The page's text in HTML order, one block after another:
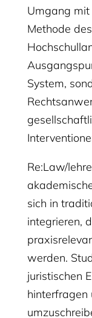
Umgang mit
Methode
System,
Re:Law/
sich in
integrieren,
werden.
juristischen
hinterfragen